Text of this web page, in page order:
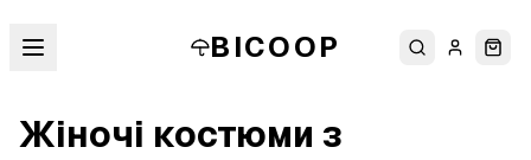
BICOOP ПошукУвійти
Жіночі костюми з